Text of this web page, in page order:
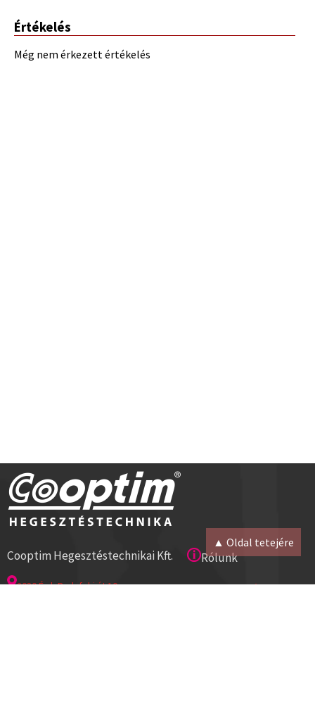
▲ Oldal tetejére
Értékelés
Még nem érkezett értékelés
Cooptim Hegesztéstechnikai Kft.
2030 Érd, Budafoki út 10.
Rólunk
Magunkról